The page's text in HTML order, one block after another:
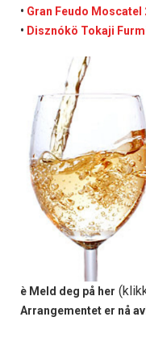
• Gran Feudo Moscatel
• Disznókö Tokaji
è Meld deg på her
Arrangementet er nå